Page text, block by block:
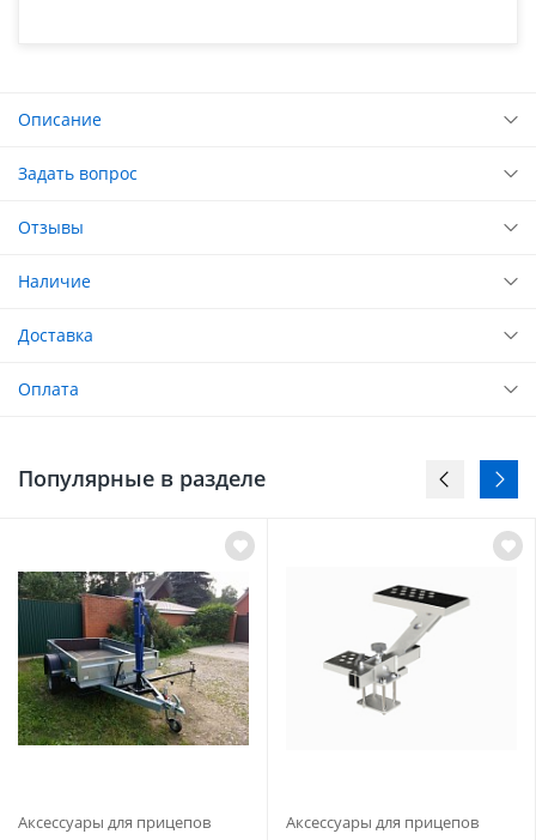
Описание
Задать вопрос
Отзывы
Наличие
Доставка
Оплата
Популярные в разделе
Аксессуары для прицепов
Аксессуары для прицепов